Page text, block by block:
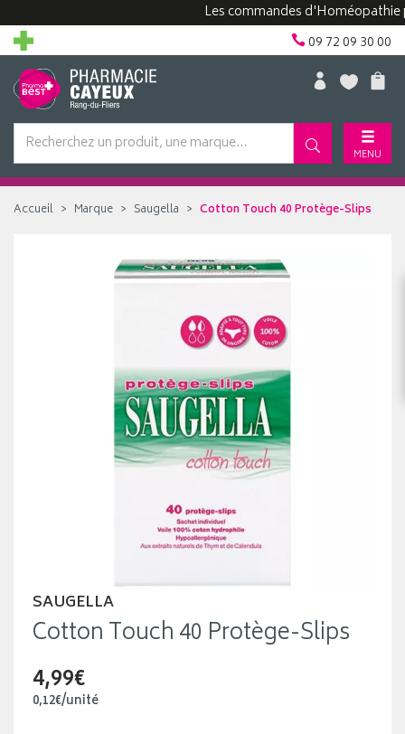
Les commandes d'Homéopathie
09 72 09 30 00
MENU
Accueil Marque Saugella Cotton Touch 40 Protège-Slips
SAUGELLA
Cotton Touch 40 Protège-Slips
4,99€
0,12€/unité